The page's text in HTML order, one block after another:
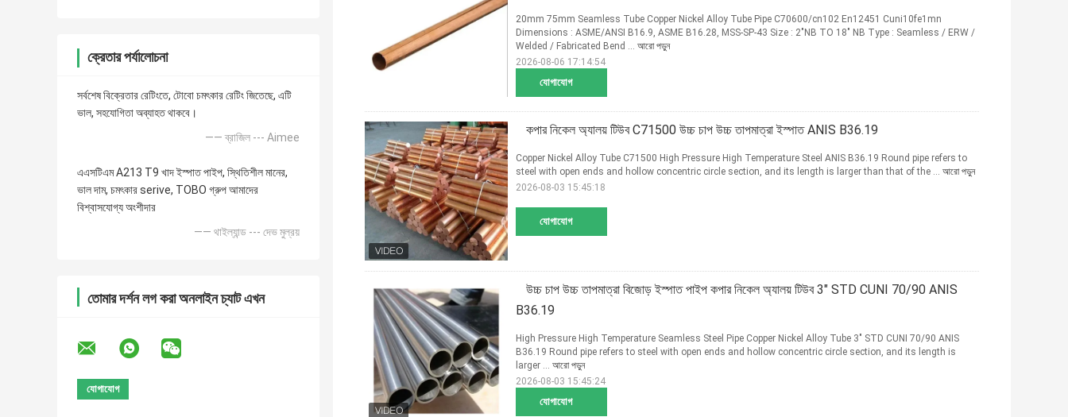
ক্রেতার পর্যালোচনা
সর্বশেষ বিক্রেতার রেটিংতে, টোবো চমৎকার রেটিং জিতেছে, এটি
ভাল, সহযোগিতা অব্যাহত থাকবে।
—— ব্রাজিল --- Aimee
এএসটিএম A213 T9 খাদ ইস্পাত পাইপ, স্থিতিশীল মানের,
ভাল দাম, চমৎকার serive, TOBO গ্রুপ আমাদের
বিশ্বাসযোগ্য অংশীদার
—— থাইল্যান্ড --- দেভ মুল্রয়
তোমার দর্শন লগ করা অনলাইন চ্যাট এখন
যোগাযোগ
20mm 75mm Seamless Tube Copper Nickel Alloy Tube Pipe C70600/cn102 En12451 Cuni10fe1mn
Dimensions : ASME/ANSI B16.9, ASME B16.28, MSS-SP-43 Size : 2"NB TO 18" NB Type : Seamless / ERW /
Welded / Fabricated Bend ... আরো পড়ুন
2026-08-06 17:14:54
কপার নিকেল অ্যালয় টিউব C71500 উচ্চ চাপ উচ্চ তাপমাত্রা ইস্পাত ANIS B36.19
যোগাযোগ
Copper Nickel Alloy Tube C71500 High Pressure High Temperature Steel ANIS B36.19 Round pipe refers to
steel with open ends and hollow concentric circle section, and its length is larger than that of the ... আরো পড়ুন
2026-08-03 15:45:18
উচ্চ চাপ উচ্চ তাপমাত্রা বিজোড় ইস্পাত পাইপ কপার নিকেল অ্যালয় টিউব 3" STD CUNI 70/90 ANIS
B36.19
যোগাযোগ
High Pressure High Temperature Seamless Steel Pipe Copper Nickel Alloy Tube 3" STD CUNI 70/90 ANIS
B36.19 Round pipe refers to steel with open ends and hollow concentric circle section, and its length is
larger ... আরো পড়ুন
2026-08-03 15:45:24